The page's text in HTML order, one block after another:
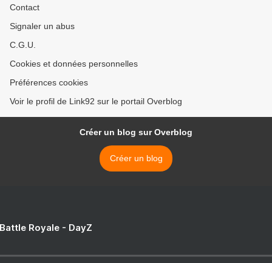
Contact
Signaler un abus
C.G.U.
Cookies et données personnelles
Préférences cookies
Voir le profil de Link92 sur le portail Overblog
Créer un blog sur Overblog
Créer un blog
Royale - DayZ